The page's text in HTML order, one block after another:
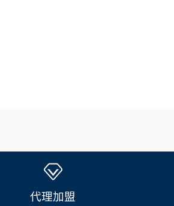
代理加盟